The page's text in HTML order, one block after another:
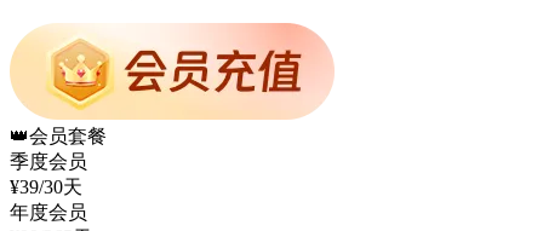
👑会员套餐
季度会员
¥39/30天
年度会员